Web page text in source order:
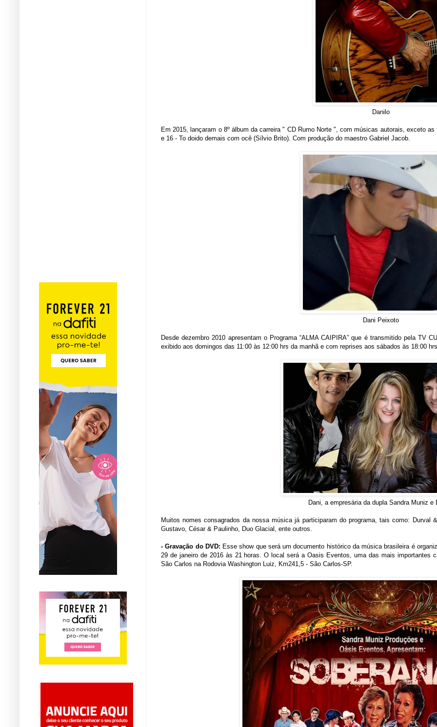
Danilo
Em 2015, lançaram o 8º álbum da carreira " CD Rumo Norte ", com músicas autorais, exceto
e 16 - To doido demais com ocê (Sílvio Brito). Com produção do maestro Gabriel Jacob.
Dani Peixoto
Desde dezembro 2010 apresentam o Programa “ALMA CAIPIRA” que é transmitido pela TV
exibido aos domingos das 11:00 às 12:00 hrs da manhã e com reprises aos sábados às 18:00
Dani, a empresária da dupla Sandra Muniz e
Muitos nomes consagrados da nossa música já participaram do programa, tais como:
Gustavo, César & Paulinho, Duo Glacial, ente outros.
- Gravação do DVD: Esse show que será um documento histórico da música brasileira é
29 de janeiro de 2016 às 21 horas. O local será a Oasis Eventos, uma das mais importantes
São Carlos na Rodovia Washington Luiz, Km241,5 - São Carlos-SP.